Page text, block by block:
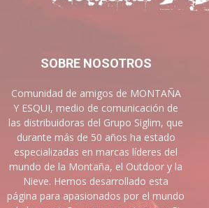
SOBRE NOSOTROS
Comunidad de amigos de MONTAÑA
Y ESQUI, medio de comunicación de
las distribuidoras del Grupo Siglim, que
durante más de 50 años ha estado
especializadas en marcas líderes del
mundo de la Montaña, el Outdoor y la
Nieve. Hemos desarrollado esta
página para apasionados por el mundo